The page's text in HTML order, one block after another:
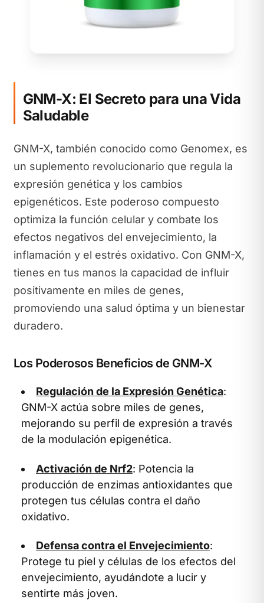
GNM-X: El Secreto para una Vida
Saludable
GNM-X, también conocido como Genomex, es
un suplemento revolucionario que regula la
expresión genética y los cambios
epigenéticos. Este poderoso compuesto
optimiza la función celular y combate los
efectos negativos del envejecimiento, la
inflamación y el estrés oxidativo. Con GNM-X,
tienes en tus manos la capacidad de influir
positivamente en miles de genes,
promoviendo una salud óptima y un bienestar
duradero.
Los Poderosos Beneficios de GNM-X
Regulación de la Expresión Genética:
GNM-X actúa sobre miles de genes,
mejorando su perfil de expresión a través
de la modulación epigenética.
Activación de Nrf2: Potencia la
producción de enzimas antioxidantes que
protegen tus células contra el daño
oxidativo.
Defensa contra el Envejecimiento:
Protege tu piel y células de los efectos del
envejecimiento, ayudándote a lucir y
sentirte más joven.